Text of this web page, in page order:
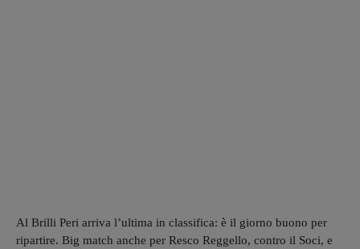
Al Brilli Peri arriva l’ultima in classifica: è il giorno buono per
ripartire. Big match anche per Resco Reggello, contro il Soci, e